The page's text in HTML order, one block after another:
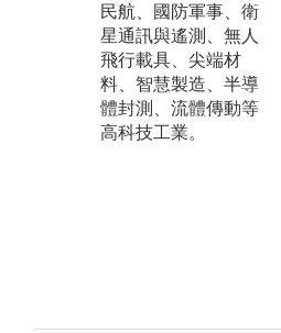
民航、國防軍事、衛
星通訊與遙測、無人
飛行載具、尖端材
料、智慧製造、半導
體封測、流體傳動等
高科技工業。